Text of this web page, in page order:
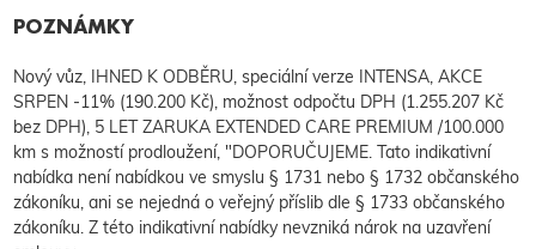
POZNÁMKY
Nový vůz, IHNED K ODBĚRU, speciální verze INTENSA, AKCE
SRPEN -11% (190.200 Kč), možnost odpočtu DPH (1.255.207 Kč
bez DPH), 5 LET ZARUKA EXTENDED CARE PREMIUM /100.000
km s možností prodloužení, "DOPORUČUJEME. Tato indikativní
nabídka není nabídkou ve smyslu § 1731 nebo § 1732 občanského
zákoníku, ani se nejedná o veřejný příslib dle § 1733 občanského
zákoníku. Z této indikativní nabídky nevzniká nárok na uzavření